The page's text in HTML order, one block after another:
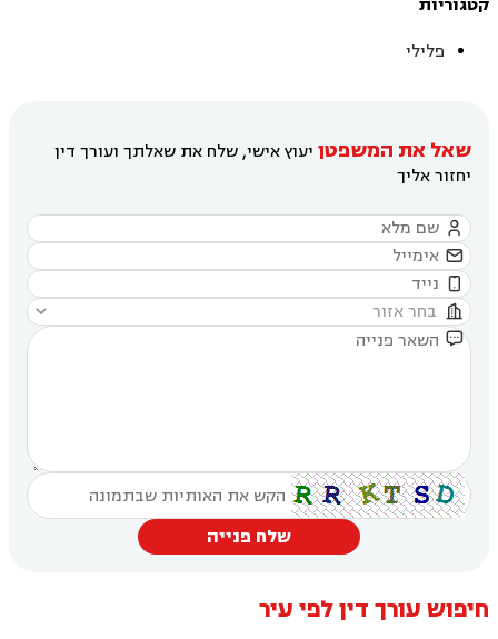
קטגוריות
פלילי
שאל את המשפטן יעוץ אישי, שלח את שאלתך ועורך דין
יחזור אליך





שלח פנייה
חיפוש עורך דין לפי עיר